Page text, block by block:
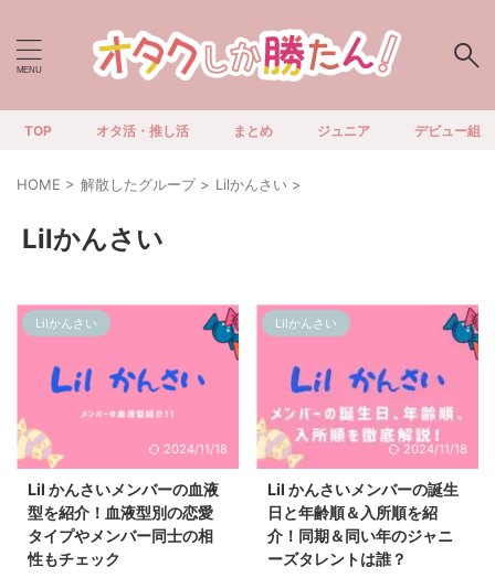
TOP オタ活・推し活 まとめ ジュニア デビュー組
HOME > 解散したグループ > Lilかんさい >
Lilかんさい
Lilかんさい
2024/11/18
Lil かんさいメンバーの血液
型を紹介！血液型別の恋愛
タイプやメンバー同士の相
性もチェック
Lilかんさい
2024/11/18
Lil かんさいメンバーの誕生
日と年齢順＆入所順を紹
介！同期＆同い年のジャニ
ーズタレントは誰？